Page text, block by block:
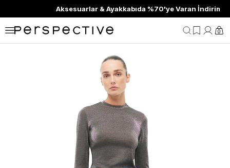
Aksesuarlar & Ayakkabıda %70'ye Varan İndirim
0